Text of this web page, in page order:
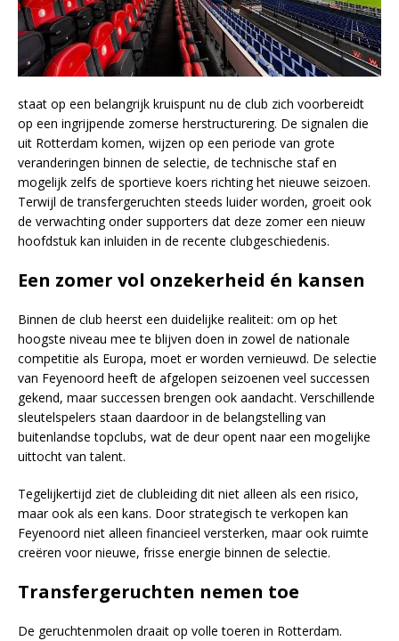
staat op een belangrijk kruispunt nu de club zich voorbereidt
op een ingrijpende zomerse herstructurering. De signalen die
uit Rotterdam komen, wijzen op een periode van grote
veranderingen binnen de selectie, de technische staf en
mogelijk zelfs de sportieve koers richting het nieuwe seizoen.
Terwijl de transfergeruchten steeds luider worden, groeit ook
de verwachting onder supporters dat deze zomer een nieuw
hoofdstuk kan inluiden in de recente clubgeschiedenis.
Een zomer vol onzekerheid én kansen
Binnen de club heerst een duidelijke realiteit: om op het
hoogste niveau mee te blijven doen in zowel de nationale
competitie als Europa, moet er worden vernieuwd. De selectie
van Feyenoord heeft de afgelopen seizoenen veel successen
gekend, maar successen brengen ook aandacht. Verschillende
sleutelspelers staan daardoor in de belangstelling van
buitenlandse topclubs, wat de deur opent naar een mogelijke
uittocht van talent.
Tegelijkertijd ziet de clubleiding dit niet alleen als een risico,
maar ook als een kans. Door strategisch te verkopen kan
Feyenoord niet alleen financieel versterken, maar ook ruimte
creëren voor nieuwe, frisse energie binnen de selectie.
Transfergeruchten nemen toe
De geruchtenmolen draait op volle toeren in Rotterdam.